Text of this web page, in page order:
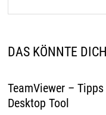
DAS KÖNNTE
TeamViewer –
Desktop Tool